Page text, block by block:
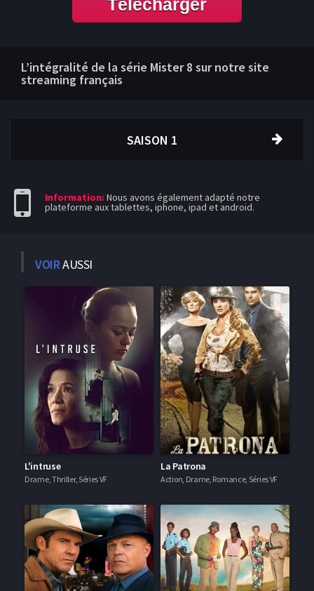
Télécharger
L’intégralité de la série Mister 8 sur notre site
streaming français
SAISON 1
Information: Nous avons également adapté notre
plateforme aux tablettes, iphone, ipad et android.
VOIRAUSSI
L'intruse
Drame, Thriller, Séries VF
La Patrona
Action, Drame, Romance, Séries VF